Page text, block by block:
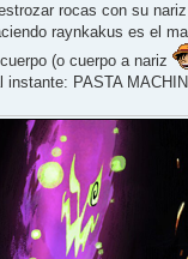
rocas con su nariz
raynkakus es el
(o cuerpo a nariz
instante: PASTA